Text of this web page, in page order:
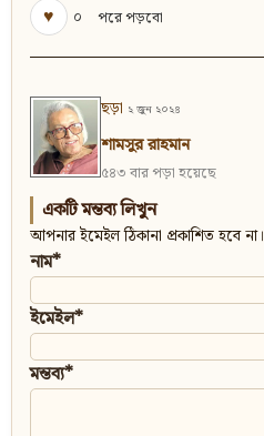
♥
০ পরে পড়বো
ছড়া ২ জুন ২০২৪
শামসুর রাহমান
৫৪৩ বার পড়া হয়েছে
একটি মন্তব্য লিখুন
আপনার ইমেইল ঠিকানা প্রকাশিত হবে না।
নাম*
ইমেইল*
মন্তব্য*